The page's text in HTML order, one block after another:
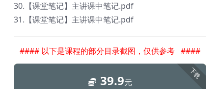
30.【课堂笔记】主讲课中笔记.pdf
31.【课堂笔记】主讲课中笔记.pdf
#### 以下是课程的部分目录截图，仅供参考 ####
下载
39.9元